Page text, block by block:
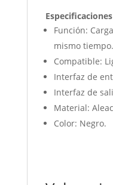
Función:
mismo tiempo.
Compatible:
Interfaz de
Interfaz de
Material:
Color: Negro.